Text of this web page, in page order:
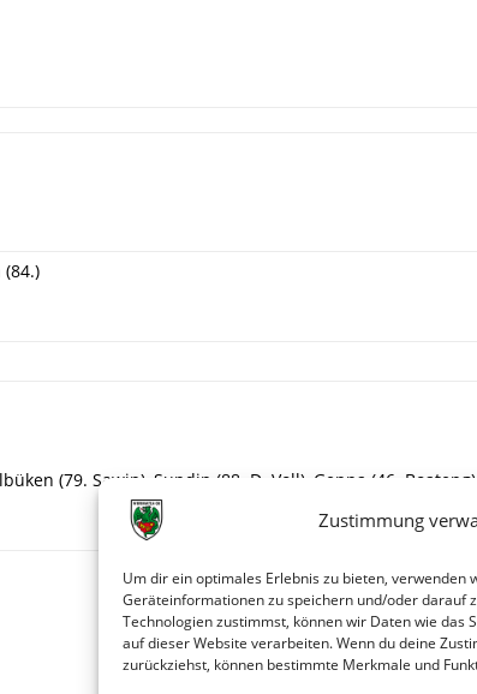
Zustimmung
Um dir ein optimales Erlebnis zu bieten, verwenden
Geräteinformationen zu speichern und/oder darauf
Technologien zustimmst, können wir Daten wie das
auf dieser Website verarbeiten. Wenn du deine
zurückziehst, können bestimmte Merkmale und
(79. Sawin), Sundin (88. D. Voll), Genna (46. Boateng),